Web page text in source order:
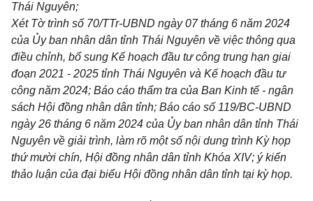
Thái Nguyên;
Xét Tờ trình số 70/TTr-UBND ngày 07 tháng 6 năm 2024
của Ủy ban nhân dân tỉnh Thái Nguyên về việc thông qua
điều chỉnh, bổ sung Kế hoạch đầu tư công trung hạn giai
đoạn 2021 - 2025 tỉnh Thái Nguyên và Kế hoạch đầu tư
công năm 2024; Báo cáo thẩm tra của Ban Kinh tế - ngân
sách Hội đồng nhân dân tỉnh; Báo cáo số 119/BC-UBND
ngày 26 tháng 6 năm 2024 của Ủy ban nhân dân tỉnh Thái
Nguyên về giải trình, làm rõ một số nội dung trình Kỳ họp
thứ mười chín, Hội đồng nhân dân tỉnh Khóa XIV; ý kiến
thảo luận của đại biểu Hội đồng nhân dân tỉnh tại kỳ họp.